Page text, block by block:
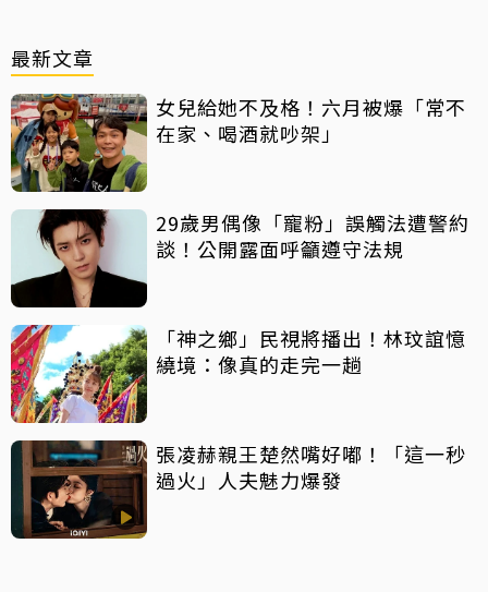
最新文章
女兒給她不及格！六月被爆「常不
在家、喝酒就吵架」
29歲男偶像「寵粉」誤觸法遭警約
談！公開露面呼籲遵守法規
「神之鄉」民視將播出！林玟誼憶
繞境：像真的走完一趟
張凌赫親王楚然嘴好嘟！「這一秒
過火」人夫魅力爆發